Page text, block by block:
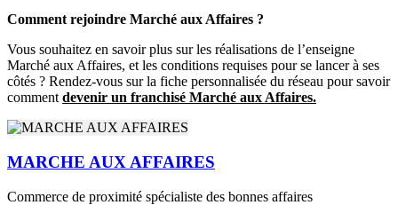
Comment rejoindre Marché aux Affaires ?
Vous souhaitez en savoir plus sur les réalisations de l’enseigne
Marché aux Affaires, et les conditions requises pour se lancer à ses
côtés ? Rendez-vous sur la fiche personnalisée du réseau pour savoir
commentdevenir un franchisé Marché aux Affaires.
MARCHE AUX AFFAIRES
Commerce de proximité spécialiste des bonnes affaires